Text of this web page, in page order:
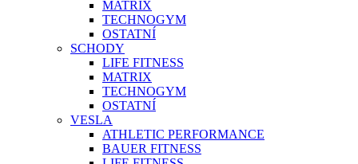
MATRIX
TECHNOGYM
OSTATNÍ
SCHODY
LIFE FITNESS
MATRIX
TECHNOGYM
OSTATNÍ
VESLA
ATHLETIC PERFORMANCE
BAUER FITNESS